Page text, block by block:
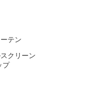
テン
クリーン
プ